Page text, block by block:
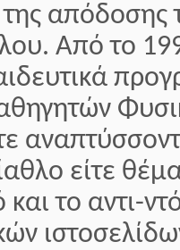
της
Από το
είτε
το αντι-